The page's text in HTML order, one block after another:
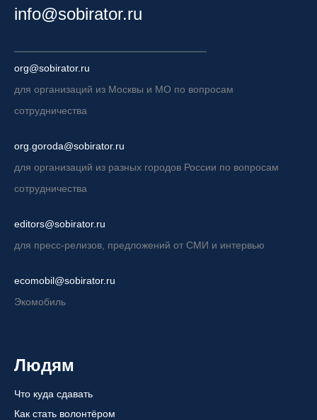
info@sobirator.ru
org@sobirator.ru
для организаций из Москвы и МО по вопросам
сотрудничества
org.goroda@sobirator.ru
для организаций из разных городов России по вопросам
сотрудничества
editors@sobirator.ru
для пресс-релизов, предложений от СМИ и интервью
ecomobil@sobirator.ru
Экомобиль
Людям
Что куда сдавать
Как стать волонтёром